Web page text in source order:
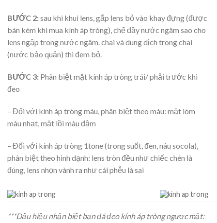
BƯỚC 2:sau khi khui lens, gắp lens bỏ vào khay đựng (được
bán kèm khi mua kính áp tròng), chế đầy nước ngâm sao cho
lens ngập trong nước ngâm. chai và dung dịch trong chai
(nước bảo quản) thì đem bỏ.
BƯỚC 3: Phân biệt mặt kính áp tròng trái/ phải trước khi
đeo
– Đối với kính áp tròng màu, phân biệt theo màu: mặt lõm
màu nhạt, mặt lồi màu đậm
– Đối với kính áp tròng 1tone (trong suốt, đen, nâu socola),
phân biệt theo hình dạnh: lens tròn đều như chiếc chén là
đúng, lens nhọn vành ra như cái phễu là sai
***Dấu hiệu nhận biết bạn đã đeo kính áp tròng ngược mặt: